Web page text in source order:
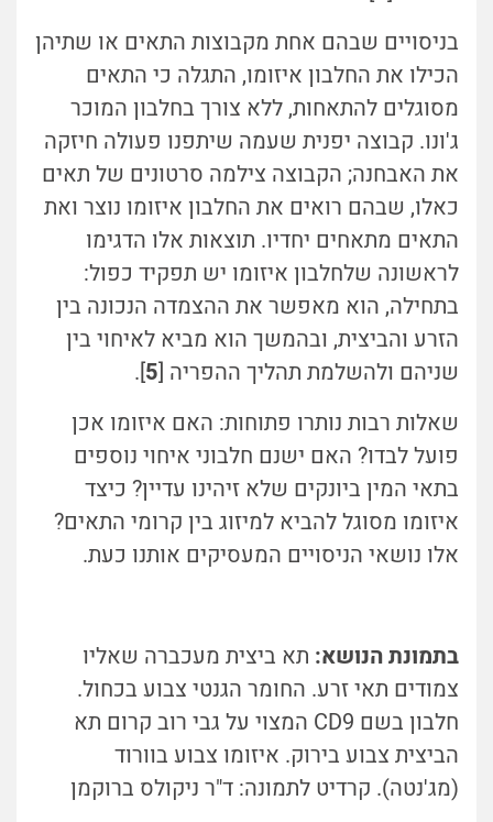
בניסויים שבהם אחת מקבוצות התאים או שתיהן
הכילו את החלבון איזומו, התגלה כי התאים
מסוגלים להתאחות, ללא צורך בחלבון המוכר
ג'ונו. קבוצה יפנית שעמה שיתפנו פעולה חיזקה
את האבחנה; הקבוצה צילמה סרטונים של תאים
כאלו, שבהם רואים את החלבון איזומו נוצר ואת
התאים מתאחים יחדיו. תוצאות אלו הדגימו
לראשונה שלחלבון איזומו יש תפקיד כפול:
בתחילה, הוא מאפשר את ההצמדה הנכונה בין
הזרע והביצית, ובהמשך הוא מביא לאיחוי בין
שניהם ולהשלמת תהליך ההפריה [5
].
שאלות רבות נותרו פתוחות: האם איזומו אכן
פועל לבדו? האם ישנם חלבוני איחוי נוספים
בתאי המין ביונקים שלא זיהינו עדיין? כיצד
איזומו מסוגל להביא למיזוג בין קרומי התאים?
אלו נושאי הניסויים המעסיקים אותנו כעת.
בתמונת הנושא: תא ביצית מעכברה שאליו
צמודים תאי זרע. החומר הגנטי צבוע בכחול.
חלבון בשם CD9 המצוי על גבי רוב קרום תא
הביצית צבוע בירוק. איזומו צבוע בוורוד
(מג'נטה). קרדיט לתמונה: ד"ר ניקולס ברוקמן